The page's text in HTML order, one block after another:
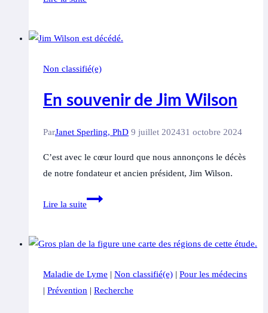
Wilson
Non classifié(e)
En souvenir de Jim Wilson
ParJanet Sperling, PhD 9 juillet 202431 octobre 2024
C’est avec le cœur lourd que nous annonçons le décès
de notre fondateur et ancien président, Jim Wilson.
Lire la suite
En
Jim
Maladie de Lyme | Non classifié(e) | Pour les médecins
| Prévention | Recherche